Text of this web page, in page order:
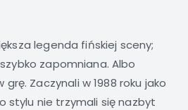
legenda fińskiej sceny;
zapomniana. Albo
Zaczynali w 1988 roku jako
stylu nie trzymali się nazbyt